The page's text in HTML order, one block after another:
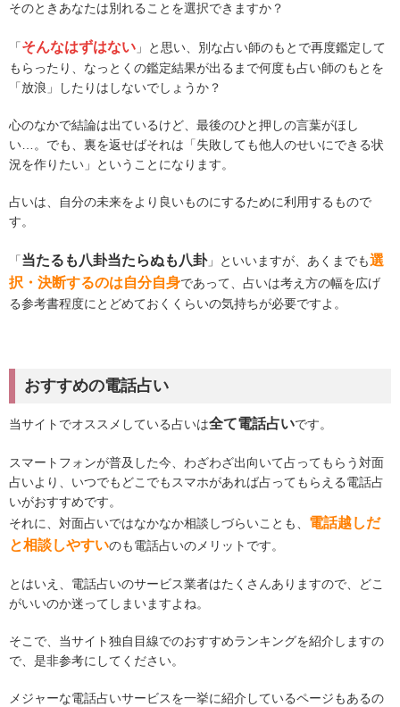
そのときあなたは別れることを選択できますか？
「そんなはずはない 」と思い、別な占い師のもとで再度鑑定して
もらったり、なっとくの鑑定結果が出るまで何度も占い師のもとを
「放浪」したりはしないでしょうか？
心のなかで結論は出ているけど、最後のひと押しの言葉がほし
い…。でも、裏を返せばそれは「失敗しても他人のせいにできる状
況を作りたい」ということになります。
占いは、自分の未来をより良いものにするために利用するもので
す。
「当たるも八卦当たらぬも八卦」といいますが、あくまでも選
択・決断するのは自分自身であって、占いは考え方の幅を広げ
る参考書程度にとどめておくくらいの気持ちが必要ですよ。
おすすめの電話占い
当サイトでオススメしている占いは全て電話占いです。
スマートフォンが普及した今、わざわざ出向いて占ってもらう対面
占いより、いつでもどこでもスマホがあれば占ってもらえる電話占
いがおすすめです。
それに、対面占いではなかなか相談しづらいことも、 電話越しだ
と相談しやすいのも電話占いのメリットです。
とはいえ、電話占いのサービス業者はたくさんありますので、どこ
がいいのか迷ってしまいますよね。
そこで、当サイト独自目線でのおすすめランキングを紹介しますの
で、是非参考にしてください。
メジャーな電話占いサービスを一挙に紹介しているページもあるの